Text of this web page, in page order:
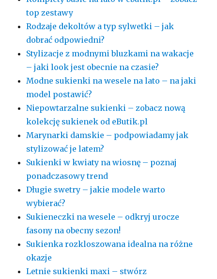
top zestawy
Rodzaje dekoltów a typ sylwetki – jak
dobrać odpowiedni?
Stylizacje z modnymi bluzkami na wakacje
– jaki look jest obecnie na czasie?
Modne sukienki na wesele na lato – na jaki
model postawić?
Niepowtarzalne sukienki – zobacz nową
kolekcję sukienek od eButik.pl
Marynarki damskie – podpowiadamy jak
stylizować je latem?
Sukienki w kwiaty na wiosnę – poznaj
ponadczasowy trend
Długie swetry – jakie modele warto
wybierać?
Sukieneczki na wesele – odkryj urocze
fasony na obecny sezon!
Sukienka rozkloszowana idealna na różne
okazje
Letnie sukienki maxi – stwórz